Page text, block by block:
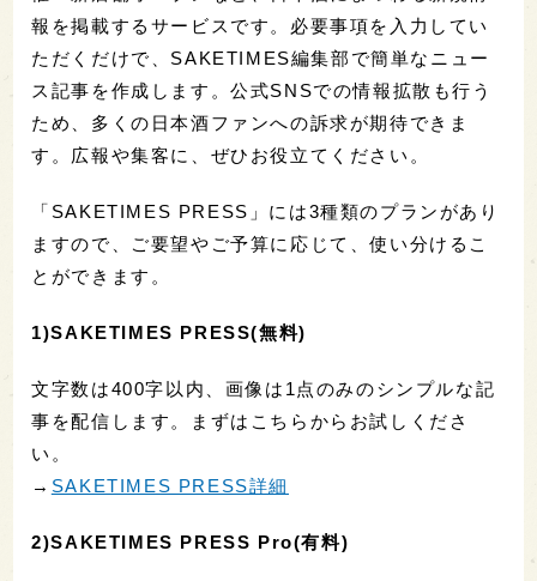
報を掲載するサービスです。必要事項を入力してい
ただくだけで、SAKETIMES編集部で簡単なニュー
ス記事を作成します。公式SNSでの情報拡散も行う
ため、多くの日本酒ファンへの訴求が期待できま
す。広報や集客に、ぜひお役立てください。
「SAKETIMES PRESS」には3種類のプランがあり
ますので、ご要望やご予算に応じて、使い分けるこ
とができます。
1)SAKETIMES PRESS(無料)
文字数は400字以内、画像は1点のみのシンプルな記
事を配信します。まずはこちらからお試しくださ
い。
→ SAKETIMES PRESS詳細
2)SAKETIMES PRESS Pro(有料)